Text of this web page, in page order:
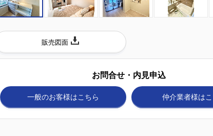
販売図面
お問合せ・内見申込
一般のお客様はこちら 仲介業者様は